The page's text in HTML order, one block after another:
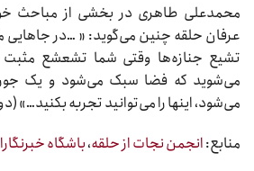
محمدعلی طاهری در بخشی از مباحث
عرفان حلقه چنین می‌گوید: « …در
می‌شوید که فضا سبک می‌شود و یک
می‌شود، اینها را می‌توانید تجربه بکنید…» (دوره ۴، صفحه
منابع:انجمن نجات از حلقه،باشگاه